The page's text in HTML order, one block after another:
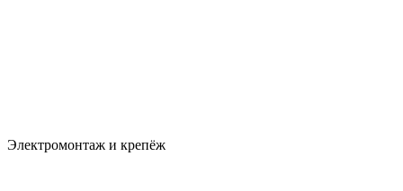
Электромонтаж и крепёж